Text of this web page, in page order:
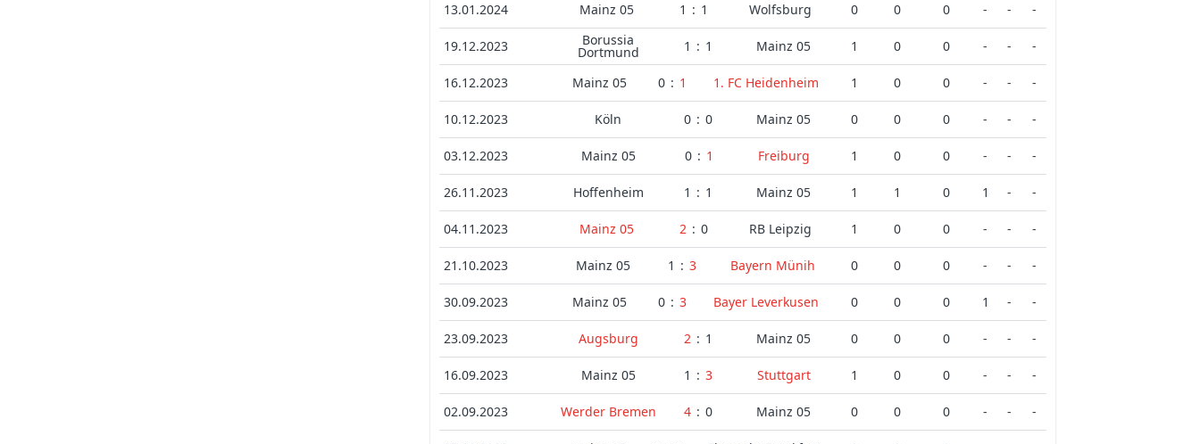
13.01.2024 Mainz 05 1 : 1 Wolfsburg 0 0 0 - - -
19.12.2023 Borussia
Dortmund 1 : 1 Mainz 05 1 0 0 - - -
16.12.2023 Mainz 05 0 : 1 1. FC Heidenheim 1 0 0 - - -
10.12.2023 Köln 0 : 0 Mainz 05 0 0 0 - - -
03.12.2023 Mainz 05 0 : 1 Freiburg 1 0 0 - - -
26.11.2023 Hoffenheim 1 : 1 Mainz 05 1 1 0 1 - -
04.11.2023 Mainz 05 2 : 0 RB Leipzig 1 0 0 - - -
21.10.2023 Mainz 05 1 : 3 Bayern Münih 0 0 0 - - -
30.09.2023 Mainz 05 0 : 3 Bayer Leverkusen 0 0 0 1 - -
23.09.2023 Augsburg 2 : 1 Mainz 05 0 0 0 - - -
16.09.2023 Mainz 05 1 : 3 Stuttgart 1 0 0 - - -
02.09.2023 Werder Bremen 4 : 0 Mainz 05 0 0 0 - - -